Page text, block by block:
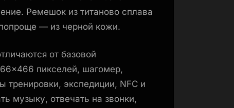
Ремешок из титаново сплава
— из черной кожи.
от базовой
пикселей, шагомер,
экспедиции, NFC и
музыку, отвечать на звонки,